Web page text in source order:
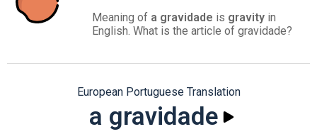
Meaning of a gravidade is gravity in
English. What is the article of gravidade?
European Portuguese Translation
a gravidade